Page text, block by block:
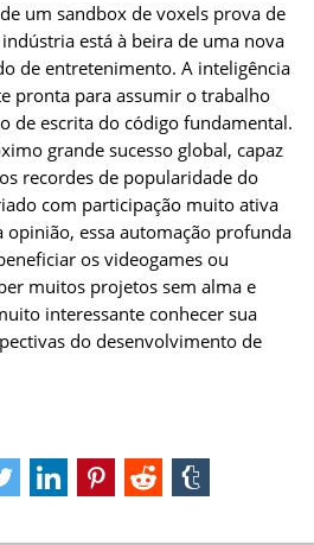
um sandbox de voxels prova de
está à beira de uma nova
de entretenimento. A inteligência
pronta para assumir o trabalho
de escrita do código fundamental.
grande sucesso global, capaz
recordes de popularidade do
com participação muito ativa
opinião, essa automação profunda
os videogames ou
muitos projetos sem alma e
interessante conhecer sua
do desenvolvimento de